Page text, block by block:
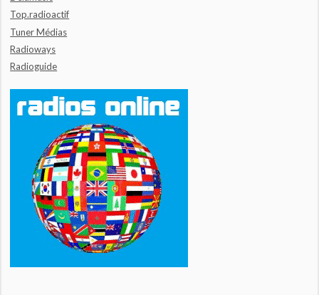
Top.radioactif
Tuner Médias
Radioways
Radioguide